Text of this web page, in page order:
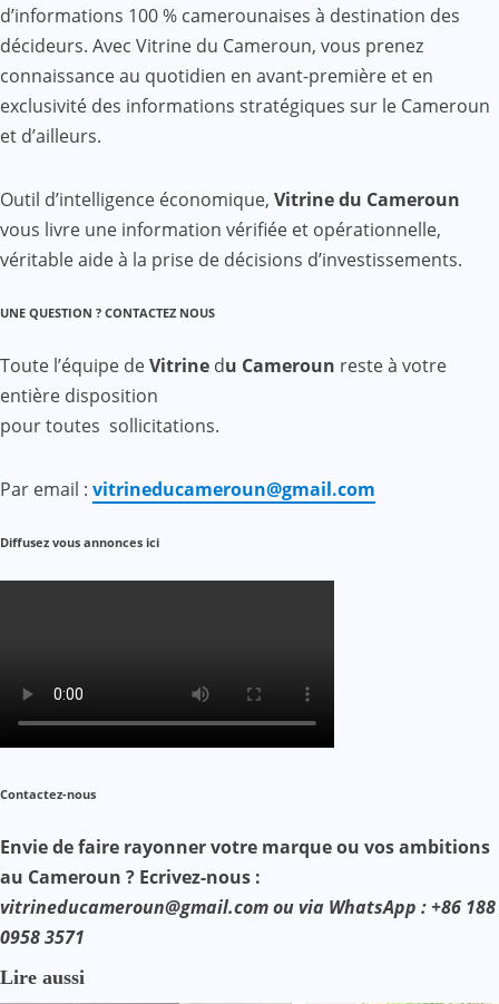
d’informations 100 % camerounaises à destination des
décideurs. Avec Vitrine du Cameroun, vous prenez
connaissance au quotidien en avant-première et en
exclusivité des informations stratégiques sur le Cameroun
et d’ailleurs.
Outil d’intelligence économique, Vitrine du Cameroun
vous livre une information vérifiée et opérationnelle,
véritable aide à la prise de décisions d’investissements.
UNE QUESTION ? CONTACTEZ NOUS
Toute l’équipe deVitrine du Cameroun reste à votre
entière disposition
pour toutes sollicitations.
Par email : vitrineducameroun@gmail.com
Diffusez vous annonces ici
Contactez-nous
Envie de faire rayonner votre marque ou vos ambitions
au Cameroun ? Ecrivez-nous :
vitrineducameroun@gmail.com ou via WhatsApp : +86 188
0958 3571
Lire aussi